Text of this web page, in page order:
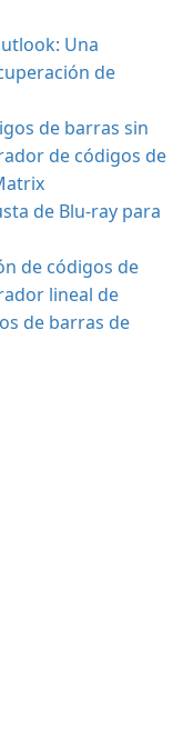
Una
de
de barras sin
de códigos de
de Blu-ray para
de códigos de
lineal de
de barras de